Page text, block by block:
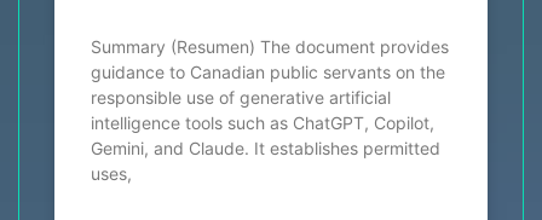
Summary (Resumen) The document provides
guidance to Canadian public servants on the
responsible use of generative artificial
intelligence tools such as ChatGPT, Copilot,
Gemini, and Claude. It establishes permitted
uses,